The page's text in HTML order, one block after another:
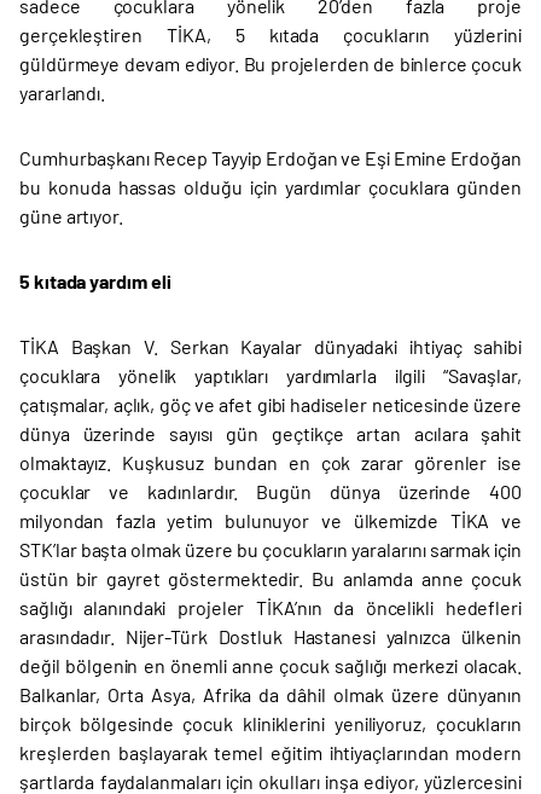
sadece çocuklara yönelik 20’den fazla proje
gerçekleştiren TİKA, 5 kıtada çocukların yüzlerini
güldürmeye devam ediyor. Bu projelerden de binlerce çocuk
yararlandı.
Cumhurbaşkanı Recep Tayyip Erdoğan ve Eşi Emine Erdoğan
bu konuda hassas olduğu için yardımlar çocuklara günden
güne artıyor.
5 kıtada yardım eli
TİKA Başkan V. Serkan Kayalar dünyadaki ihtiyaç sahibi
çocuklara yönelik yaptıkları yardımlarla ilgili “Savaşlar,
çatışmalar, açlık, göç ve afet gibi hadiseler neticesinde üzere
dünya üzerinde sayısı gün geçtikçe artan acılara şahit
olmaktayız. Kuşkusuz bundan en çok zarar görenler ise
çocuklar ve kadınlardır. Bugün dünya üzerinde 400
milyondan fazla yetim bulunuyor ve ülkemizde TİKA ve
STK’lar başta olmak üzere bu çocukların yaralarını sarmak için
üstün bir gayret göstermektedir. Bu anlamda anne çocuk
sağlığı alanındaki projeler TİKA’nın da öncelikli hedefleri
arasındadır. Nijer-Türk Dostluk Hastanesi yalnızca ülkenin
değil bölgenin en önemli anne çocuk sağlığı merkezi olacak.
Balkanlar, Orta Asya, Afrika da dâhil olmak üzere dünyanın
birçok bölgesinde çocuk kliniklerini yeniliyoruz, çocukların
kreşlerden başlayarak temel eğitim ihtiyaçlarından modern
şartlarda faydalanmaları için okulları inşa ediyor, yüzlercesini